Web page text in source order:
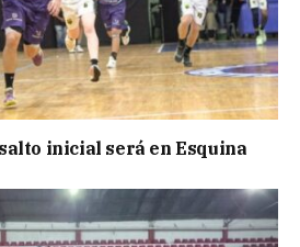
inicial será en Esquina